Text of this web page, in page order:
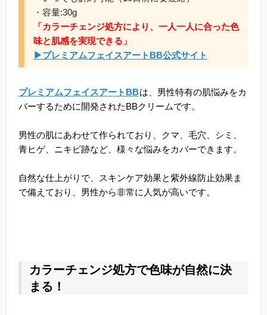
・容量:30g
「カラーチェンジ処方により、一人一人に合った色
味と肌感を実現できる」
▶プレミアムフェイスアートBB公式サイト
プレミアムフェイスアートBBは、男性特有の肌悩みをカ
バーするために開発されたBBクリームです。
男性の肌にあわせて作られており、クマ、毛穴、シミ、
青ヒゲ、ニキビ跡など、様々な悩みをカバーできます。
自然な仕上がりで、スキンケア効果と紫外線防止効果ま
で備えており、男性から非常に人気が高いです。
カラーチェンジ処方で色味が自然に決
まる！